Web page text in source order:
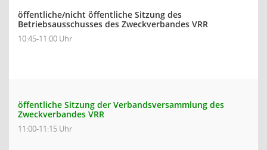
öffentliche/nicht öffentliche Sitzung des
Betriebsausschusses des Zweckverbandes VRR
10:45-11:00 Uhr
öffentliche Sitzung der Verbandsversammlung des
Zweckverbandes VRR
11:00-11:15 Uhr